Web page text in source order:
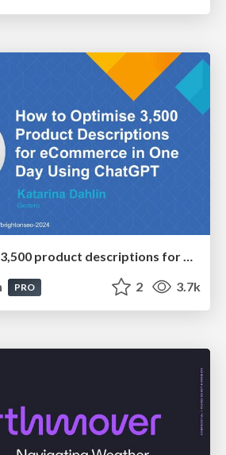
How to optimise 3,500 product descriptions for ecommerce in one day using ChatGPT
PRO 2 3.7k